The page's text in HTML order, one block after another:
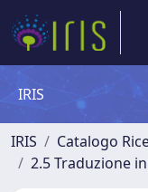
IRIS
IRIS Catalogo
2.5 Traduzione